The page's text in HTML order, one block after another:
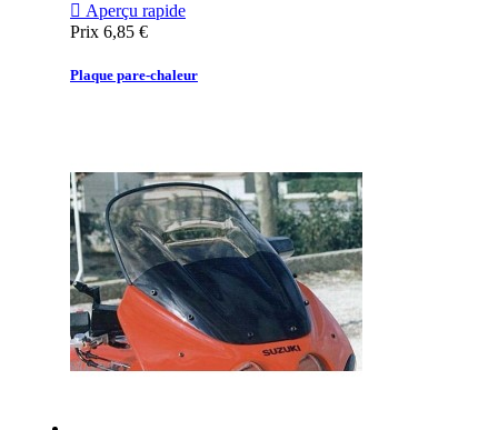
 Aperçu rapide
Prix 6,85 €
Plaque pare-chaleur